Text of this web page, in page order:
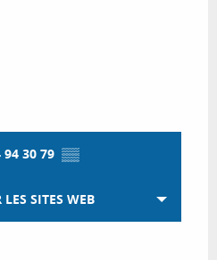
94 30 79 ▒▒
LES SITES WEB